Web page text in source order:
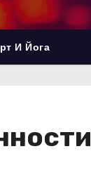
И Йога